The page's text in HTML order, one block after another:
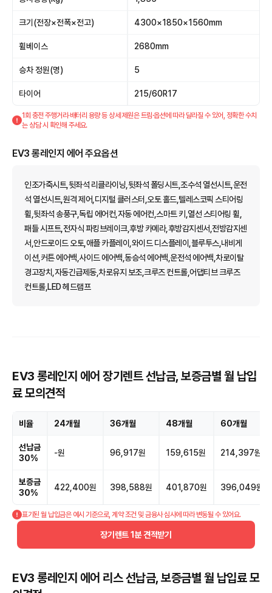
크기(전장×전폭×전고) 4300×1850×1560mm
휠베이스 2680mm
승차 정원(명) 5
타이어 215/60R17
1회 충전 주행거리·배터리 용량 등 상세 제원은 트림·옵션에 따라 달라질 수 있어, 정확한 수치
는 상담 시 확인해 주세요.
EV3 롱레인지 에어 주요옵션
인조가죽시트,뒷좌석 리클라이닝,뒷좌석 폴딩시트,조수석 열선시트,운전
석 열선시트,원격 제어,디지털 클러스터,오토 홀드,텔레스코픽 스티어링
휠,뒷좌석 송풍구,독립 에어컨,자동 에어컨,스마트 키,열선 스티어링 휠,
패들 시프트,전자식 파킹브레이크,후방 카메라,후방감지센서,전방감지센
서,안드로이드 오토,애플 카플레이,와이드 디스플레이,블루투스,내비게
이션,커튼 에어백,사이드 에어백,동승석 에어백,운전석 에어백,차로이탈
경고장치,자동긴급제동,차로유지 보조,크루즈 컨트롤,어댑티브 크루즈
컨트롤,LED 헤드램프
EV3 롱레인지 에어 장기렌트 선납금, 보증금별 월 납입
료 모의견적
비율 24개월 36개월 48개월 60개월
선납금
30%
-원 96,917원 159,615원 214,397원
보증금
30%
422,400원 398,588원 401,870원 396,049원
표기된 월 납입금은 예시 기준으로, 계약 조건 및 금융사 심사에 따라 변동될 수 있어요.
장기렌트 1분 견적받기
EV3 롱레인지 에어 리스 선납금, 보증금별 월 납입료 모